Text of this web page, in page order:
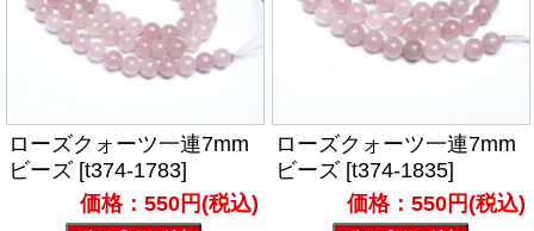
ローズクォーツ一連7mm
ビーズ [t374-1783]
価格：550円(税込)
ローズクォーツ一連7mm
ビーズ [t374-1835]
価格：550円(税込)